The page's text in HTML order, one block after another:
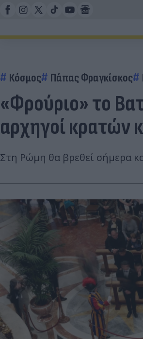
Κόσμος Πάπας Φραγκίσκος
«Φρούριο» το
αρχηγοί κρατών
Στη Ρώμη θα βρεθεί σήμερα